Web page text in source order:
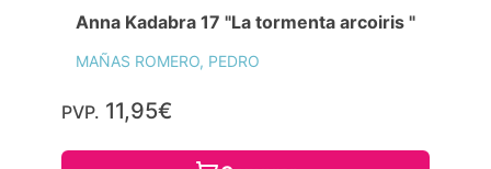
Anna Kadabra 17 "La tormenta arcoiris "
MAÑAS ROMERO, PEDRO
PVP. 11,95€